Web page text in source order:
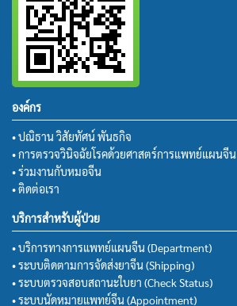
องค์กร
• ปณิธาน วิสัยทัศน์ พันธกิจ
• การตรวจวินิจฉัยโรคด้วยศาสตร์การแพทย์แผนจีน
• ร่วมงานกับหมอจีน
• ติดต่อเรา
บริการสำหรับผู้ป่วย
• บริการทางการแพทย์แผนจีน (Department)
• ระบบติดตามการจัดส่งยาจีน (Shipping)
• ระบบตรวจสอบสถานะใบยา (Check Status)
• ระบบนัดหมายแพทย์จีน (Appointment)